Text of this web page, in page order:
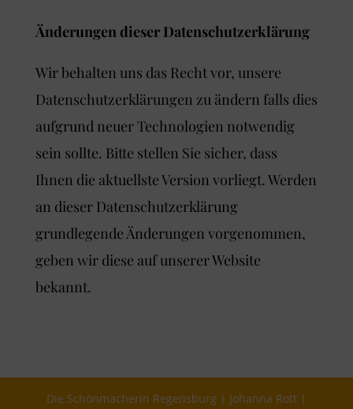
Änderungen dieser Datenschutzerklärung
Wir behalten uns das Recht vor, unsere
Datenschutzerklärungen zu ändern falls dies
aufgrund neuer Technologien notwendig
sein sollte. Bitte stellen Sie sicher, dass
Ihnen die aktuellste Version vorliegt. Werden
an dieser Datenschutzerklärung
grundlegende Änderungen vorgenommen,
geben wir diese auf unserer Website
bekannt.
Die Schönmacherin Regensburg | Johanna Rott |